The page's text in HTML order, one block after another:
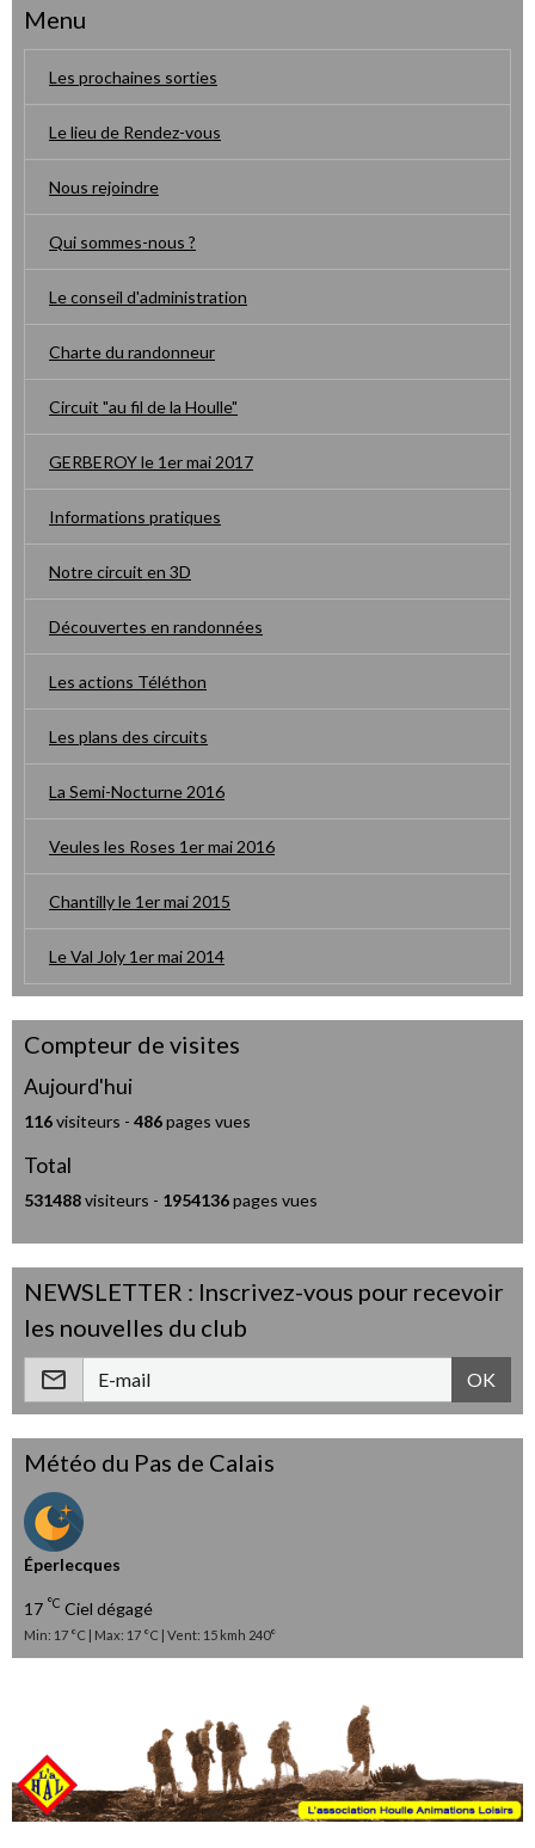
Menu
Les prochaines sorties
Le lieu de Rendez-vous
Nous rejoindre
Qui sommes-nous ?
Le conseil d'administration
Charte du randonneur
Circuit "au fil de la Houlle"
GERBEROY le 1er mai 2017
Informations pratiques
Notre circuit en 3D
Découvertes en randonnées
Les actions Téléthon
Les plans des circuits
La Semi-Nocturne 2016
Veules les Roses 1er mai 2016
Chantilly le 1er mai 2015
Le Val Joly 1er mai 2014
Compteur de visites
Aujourd'hui
116visiteurs - 486pages vues
Total
531488visiteurs - 1954136pages vues
NEWSLETTER : Inscrivez-vous pour recevoir
les nouvelles du club
OK
Météo du Pas de Calais
Éperlecques
17 °C Ciel dégagé
Min: 17 °C | Max: 17 °C | Vent: 15 kmh 240°